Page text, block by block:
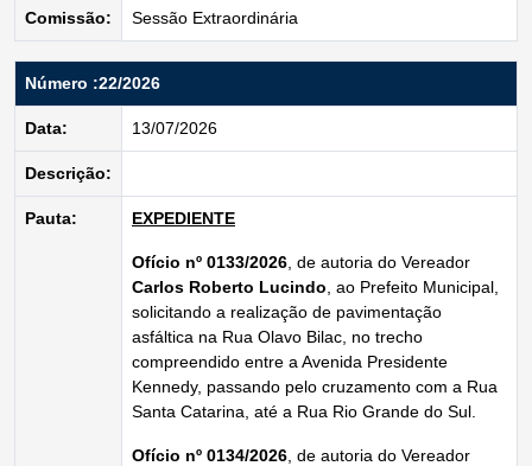
Comissão: Sessão Extraordinária
Número :22/2026
Data: 13/07/2026
Descrição:
Pauta: EXPEDIENTE
Ofício nº 0133/2026 , de autoria do Vereador
Carlos Roberto Lucindo , ao Prefeito Municipal,
solicitando a realização de pavimentação
asfáltica na Rua Olavo Bilac, no trecho
compreendido entre a Avenida Presidente
Kennedy, passando pelo cruzamento com a Rua
Santa Catarina, até a Rua Rio Grande do Sul.
Ofício nº 0134/2026 , de autoria do Vereador